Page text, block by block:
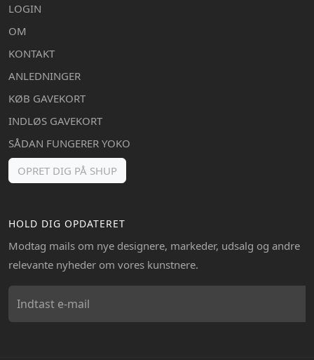
LOGIN
OM
KONTAKT
ANLEDNINGER
KØB GAVEKORT
INDLØS GAVEKORT
SÅDAN FUNGERER YOKO
OPRET DIG PÅ SHUP
HOLD DIG OPDATERET
Modtag mails om nye designere, markeder, udsalg og andre
relevante nyheder om vores kunstnere.